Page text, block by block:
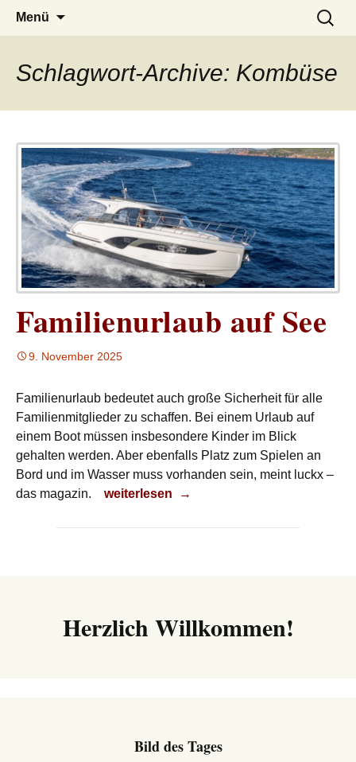
LUCKX
– das Magazin
Menü
Suchen
nach:
Schlagwort-Archive: Kombüse
Familienurlaub auf See
9. November 2025
Familienurlaub bedeutet auch große Sicherheit für alle
Familienmitglieder zu schaffen. Bei einem Urlaub auf
einem Boot müssen insbesondere Kinder im Blick
gehalten werden. Aber ebenfalls Platz zum Spielen an
Bord und im Wasser muss vorhanden sein, meint luckx –
das magazin.
Familienurlaub auf See
weiterlesen →
Herzlich Willkommen!
Bild des Tages